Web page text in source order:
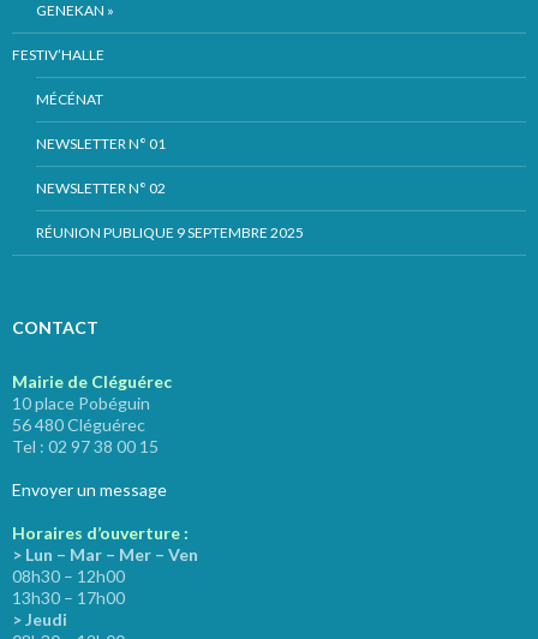
GENEKAN »
FESTIV’HALLE
MÉCÉNAT
NEWSLETTER N° 01
NEWSLETTER N° 02
RÉUNION PUBLIQUE 9 SEPTEMBRE 2025
CONTACT
Mairie de Cléguérec
10 place Pobéguin
56 480 Cléguérec
Tel : 02 97 38 00 15
Envoyer un message
Horaires d’ouverture :
> Lun – Mar – Mer – Ven
08h30 – 12h00
13h30 – 17h00
> Jeudi